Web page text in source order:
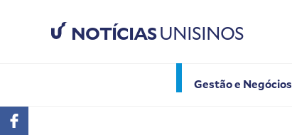
NOTÍCIASUNISINOS
Gestão e Negócios